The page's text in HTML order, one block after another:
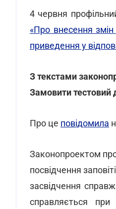
4 червня
«Про внесення
приведення у
З текстами
Замовити тестовий
Про це повідомила
Законопроектом
посвідчення
засвідчення
справляється при